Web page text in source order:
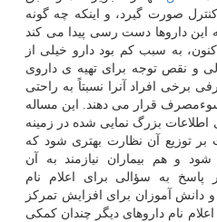
كنترل صورت گیرد، و اینكه چه گونه
این داروها دست رسی پیدا می كند
به سبب كم بود دارو خیلی از
و نقص توجه برای تهیه ی داروی
برخی افراد آنرا نسبتاً به راحتی
سوءمصرف قرار می دهند. این مساله
بزرگ نمایی شده در زمینه
توزیع آن نظارت بهتری شود كه
و هم بیماران نیازمند به آن
به سؤالی برای اعلام نام
دانش آموزان برای افزایش تمركز
نام داروهای دیگر چندان كمكی